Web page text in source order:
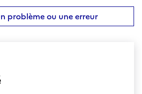
problème ou une erreur